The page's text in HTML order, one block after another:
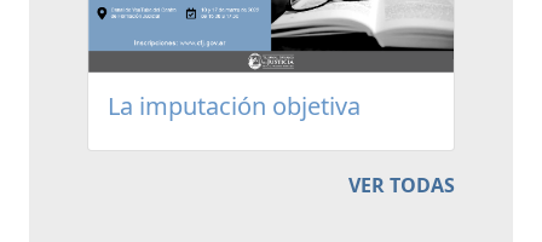
La imputación objetiva
VER TODAS